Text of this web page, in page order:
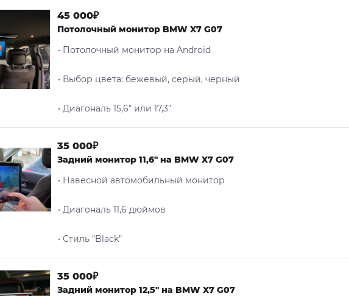
45 000₽
Потолочный монитор BMW X7 G07
• Потолочный монитор на Android
• Выбор цвета: бежевый, серый, черный
• Диагональ 15,6" или 17,3"
35 000₽
Задний монитор 11,6" на BMW X7 G07
• Навесной автомобильный монитор
• Диагональ 11,6 дюймов
• Стиль "Black"
35 000₽
Задний монитор 12,5" на BMW X7 G07